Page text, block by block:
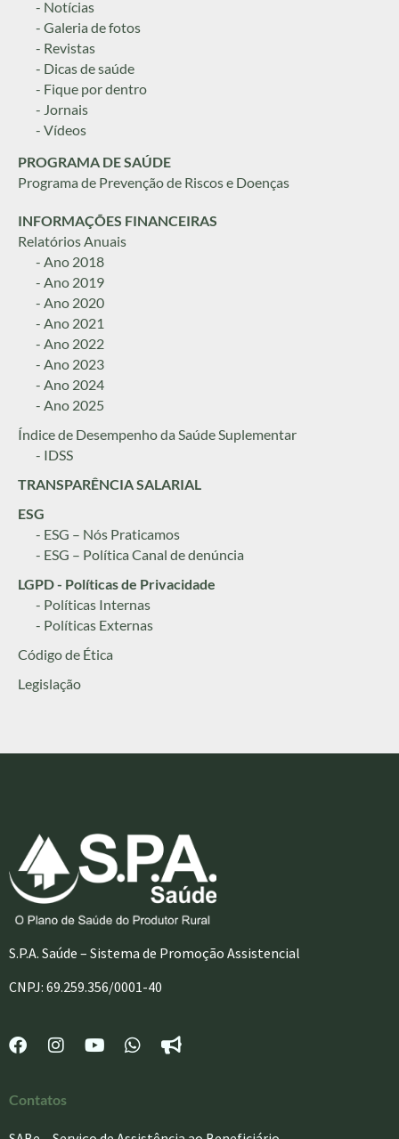
- Notícias
- Galeria de fotos
- Revistas
- Dicas de saúde
- Fique por dentro
- Jornais
- Vídeos
PROGRAMA DE SAÚDE
Programa de Prevenção de Riscos e Doenças
INFORMAÇÕES FINANCEIRAS
Relatórios Anuais
- Ano 2018
- Ano 2019
- Ano 2020
- Ano 2021
- Ano 2022
- Ano 2023
- Ano 2024
- Ano 2025
Índice de Desempenho da Saúde Suplementar
- IDSS
TRANSPARÊNCIA SALARIAL
ESG
- ESG – Nós Praticamos
- ESG – Política Canal de denúncia
LGPD - Políticas de Privacidade
- Políticas Internas
- Políticas Externas
Código de Ética
Legislação
S.P.A. Saúde – Sistema de Promoção Assistencial
CNPJ: 69.259.356/0001-40
Contatos